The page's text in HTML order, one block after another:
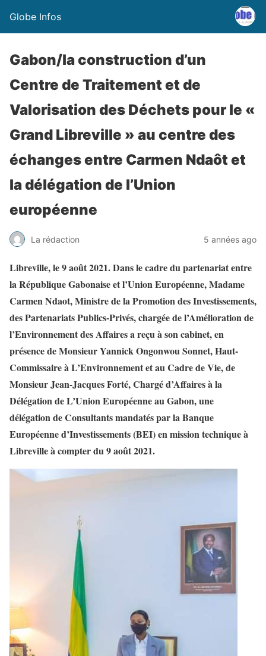
Globe Infos
Gabon/la construction d’un
Centre de Traitement et de
Valorisation des Déchets pour le «
Grand Libreville » au centre des
échanges entre Carmen Ndaôt et
la délégation de l’Union
européenne
La rédaction 5 années ago
Libreville, le 9 août 2021. Dans le cadre du partenariat entre
la République Gabonaise et l’Union Européenne, Madame
Carmen Ndaot, Ministre de la Promotion des Investissements,
des Partenariats Publics-Privés, chargée de l’Amélioration de
l’Environnement des Affaires a reçu à son cabinet, en
présence de Monsieur Yannick Ongonwou Sonnet, Haut-
Commissaire à L’Environnement et au Cadre de Vie, de
Monsieur Jean-Jacques Forté, Chargé d’Affaires à la
Délégation de L’Union Européenne au Gabon, une
délégation de Consultants mandatés par la Banque
Européenne d’Investissements (BEI) en mission technique à
Libreville à compter du 9 août 2021.